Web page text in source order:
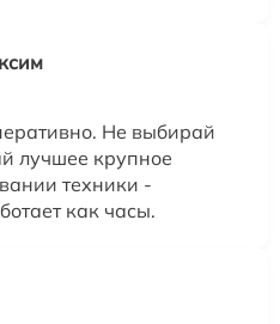
Не выбирай
лучшее крупное
техники -
как часы.